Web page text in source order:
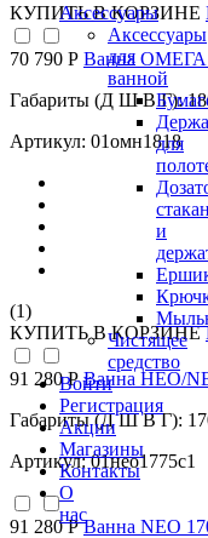
Аксессуары
Аксессуары
для
ванной
для
и
Чистящее
средство
Войти
Регистрация
Акции
Магазины
Контакты
О
нас
КУПИТЬ В КОРЗИНЕ
70 790 Р Ванна ОМЕГА
Габариты (Д Ш В Г):
Артикул: 01омн1818
(1)
КУПИТЬ В КОРЗИНЕ
91 280 РВанна НЕО/
Габариты (Д Ш В Г):
Артикул: 01нео1775с1
91 280 РВанна NEO